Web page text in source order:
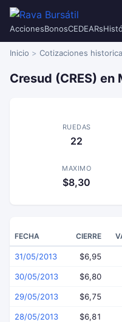
AccionesBonosCEDEARs
Inicio Cotizaciones
Cresud (CRES) en
RUEDAS
22
MAXIMO
$8,30
FECHA CIERRE
31/05/2013 $6,95
30/05/2013 $6,80
29/05/2013 $6,75
28/05/2013 $6,81